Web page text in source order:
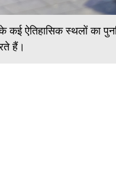
ऐतिहासिक स्थलों का
हैं।